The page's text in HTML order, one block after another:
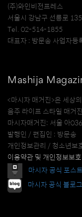
(주)와인비전프레스
서울시 강남구 선릉로
Tel. 02-514-1855
대표자 : 방문송 사업자
Mashija
<마시자 매거진>은 세상
음주 라이프 스타일 매거
마시자매거진: 서울 아
발행인 / 편집인 : 방문송
개인정보관리 / 청소년보
이용약관 및 개인정보보
마시자 공식 포스트
마시자 공식 블로그